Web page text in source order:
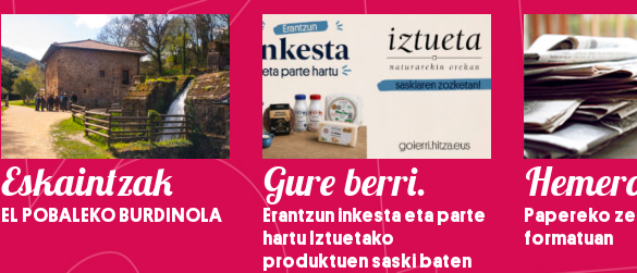
Eskaintzak
EL POBALEKO BURDINOLA
Gure berri.
Erantzun inkesta eta parte
hartu Iztuetako
produktuen saski baten
Papereko
formatuan